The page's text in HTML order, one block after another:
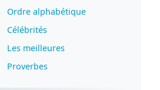
Ordre alphabétique
Célébrités
Les meilleures
Proverbes